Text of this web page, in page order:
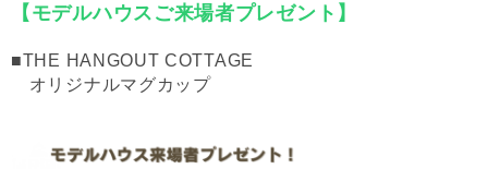
【モデルハウスご来場者プレゼント】
■THE HANGOUT COTTAGE
オリジナルマグカップ